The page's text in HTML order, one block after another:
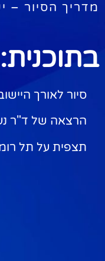
מדריך הסיור –
בתוכנית:
סיור לאורך
הרצאה של ד"ר
תצפית על תל